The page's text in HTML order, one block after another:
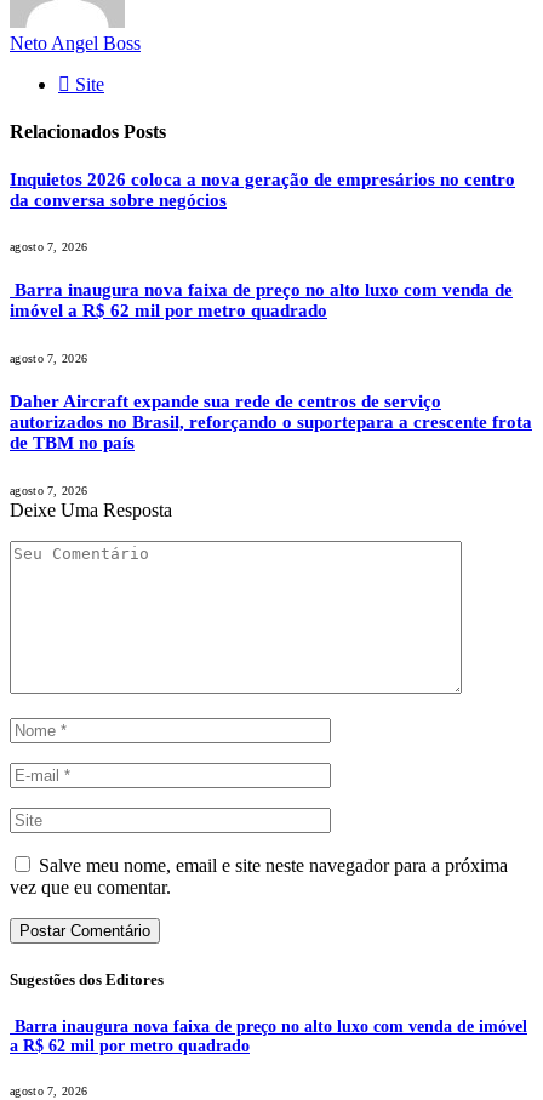
Neto Angel Boss
Site
Relacionados Posts
Inquietos 2026 coloca a nova geração de empresários no centro
da conversa sobre negócios
agosto 7, 2026
Barra inaugura nova faixa de preço no alto luxo com venda de
imóvel a R$ 62 mil por metro quadrado
agosto 7, 2026
Daher Aircraft expande sua rede de centros de serviço
autorizados no Brasil, reforçando o suportepara a crescente frota
de TBM no país
agosto 7, 2026
Deixe Uma Resposta
Salve meu nome, email e site neste navegador para a próxima
vez que eu comentar.
Sugestões dos Editores
Barra inaugura nova faixa de preço no alto luxo com venda de imóvel
a R$ 62 mil por metro quadrado
agosto 7, 2026